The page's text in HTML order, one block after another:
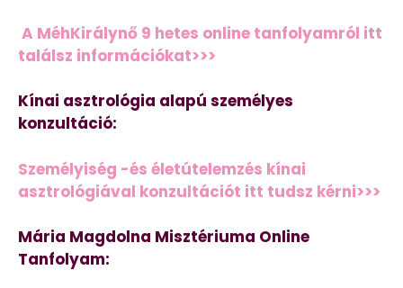
A MéhKirálynő 9 hetes online tanfolyamról itt
találsz információkat>>>
Kínai asztrológia alapú személyes
konzultáció:
Személyiség -és életútelemzés kínai
asztrológiával konzultációt itt tudsz kérni>>>
Mária Magdolna Misztériuma Online
Tanfolyam: